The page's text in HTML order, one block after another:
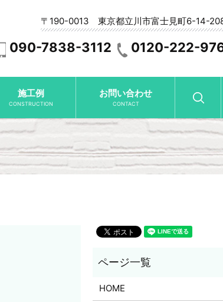
〒190-0013 東京都立川市富士見町6-14-
090-7838-3112 0120-222-
施工例
CONSTRUCTION
お問い合わせ
CONTACT search
HOME